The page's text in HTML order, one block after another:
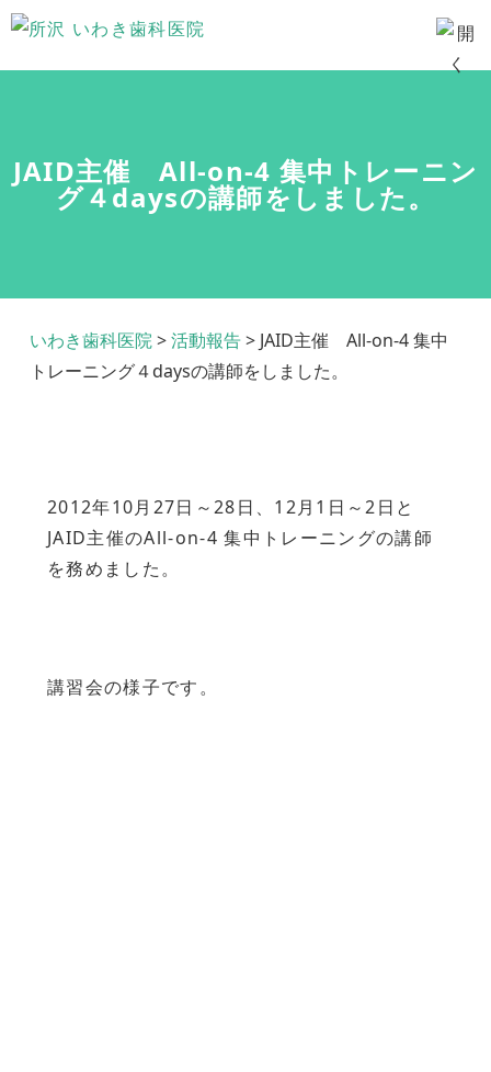
JAID主催 All-on-4 集中トレーニン
グ４daysの講師をしました。
いわき歯科医院>活動報告> JAID主催 All-on-4 集中
トレーニング４daysの講師をしました。
2012年10月27日～28日、12月1日～2日と
JAID主催のAll-on-4 集中トレーニングの講師
を務めました。
講習会の様子です。